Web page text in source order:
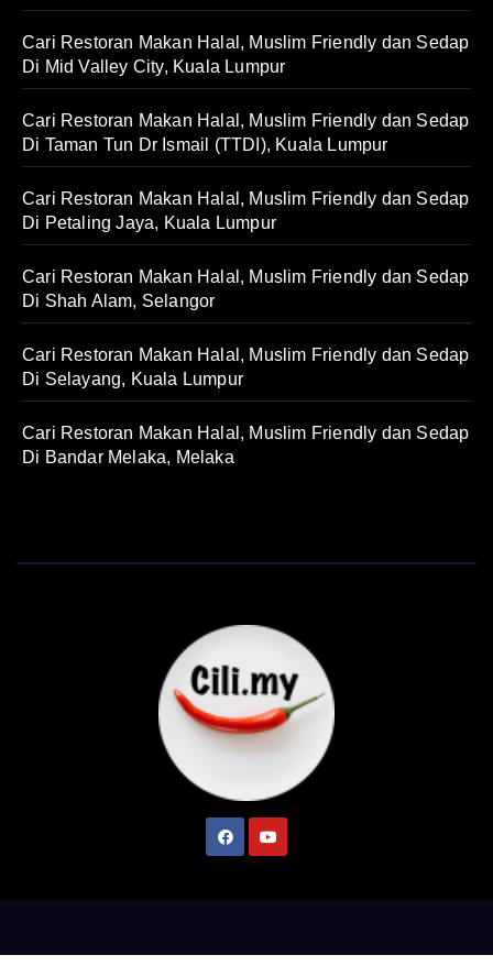
Cari Restoran Makan Halal, Muslim Friendly dan Sedap
Di Mid Valley City, Kuala Lumpur
Cari Restoran Makan Halal, Muslim Friendly dan Sedap
Di Taman Tun Dr Ismail (TTDI), Kuala Lumpur
Cari Restoran Makan Halal, Muslim Friendly dan Sedap
Di Petaling Jaya, Kuala Lumpur
Cari Restoran Makan Halal, Muslim Friendly dan Sedap
Di Shah Alam, Selangor
Cari Restoran Makan Halal, Muslim Friendly dan Sedap
Di Selayang, Kuala Lumpur
Cari Restoran Makan Halal, Muslim Friendly dan Sedap
Di Bandar Melaka, Melaka